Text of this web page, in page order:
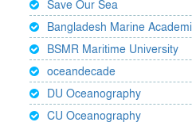
Save Our Sea
Bangladesh Marine Academi
BSMR Maritime University
oceandecade
DU Oceanography
CU Oceanography